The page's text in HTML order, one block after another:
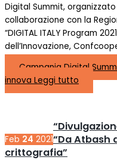
Digital Summit,
collaborazione con la
“DIGITAL ITALY Program
dell’Innovazione,
Campania Digital
innova Leggi tutto
Feb 24 2021“Da Atbash
crittografia”